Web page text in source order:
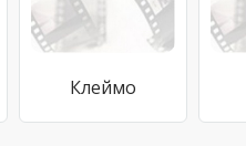
Клеймо